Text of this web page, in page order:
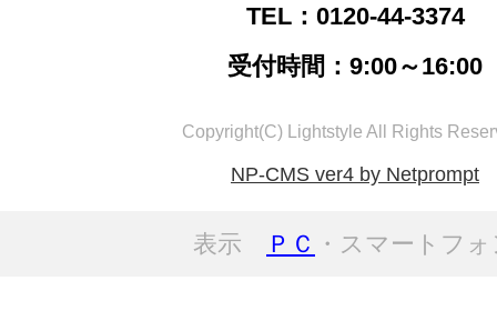
TEL：0120-44-3374
受付時間：9:00～16:00
Copyright(C) Lightstyle All Rights
NP-CMS ver4 by Netprompt
表示 ＰＣ ・スマートフ